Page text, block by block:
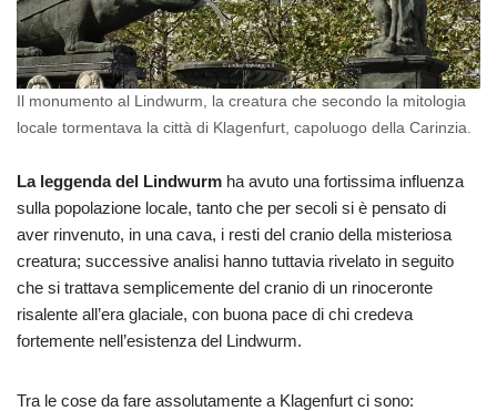
Il monumento al Lindwurm, la creatura che secondo la mitologia
locale tormentava la città di Klagenfurt, capoluogo della Carinzia.
La leggenda del Lindwurm ha avuto una fortissima influenza
sulla popolazione locale, tanto che per secoli si è pensato di
aver rinvenuto, in una cava, i resti del cranio della misteriosa
creatura; successive analisi hanno tuttavia rivelato in seguito
che si trattava semplicemente del cranio di un rinoceronte
risalente all’era glaciale, con buona pace di chi credeva
fortemente nell’esistenza del Lindwurm.
Tra le cose da fare assolutamente a Klagenfurt ci sono: